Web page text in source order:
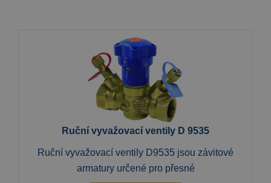
Ruční vyvažovací ventily D 9535
Ruční vyvažovací ventily D9535 jsou závitové
armatury určené pro přesné